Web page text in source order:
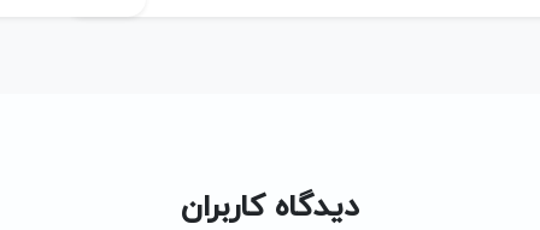
دیدگاه کاربران